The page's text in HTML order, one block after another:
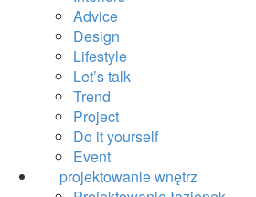
Advice
Design
Lifestyle
Let’s talk
Trend
Project
Do it yourself
Event
projektowanie wnętrz